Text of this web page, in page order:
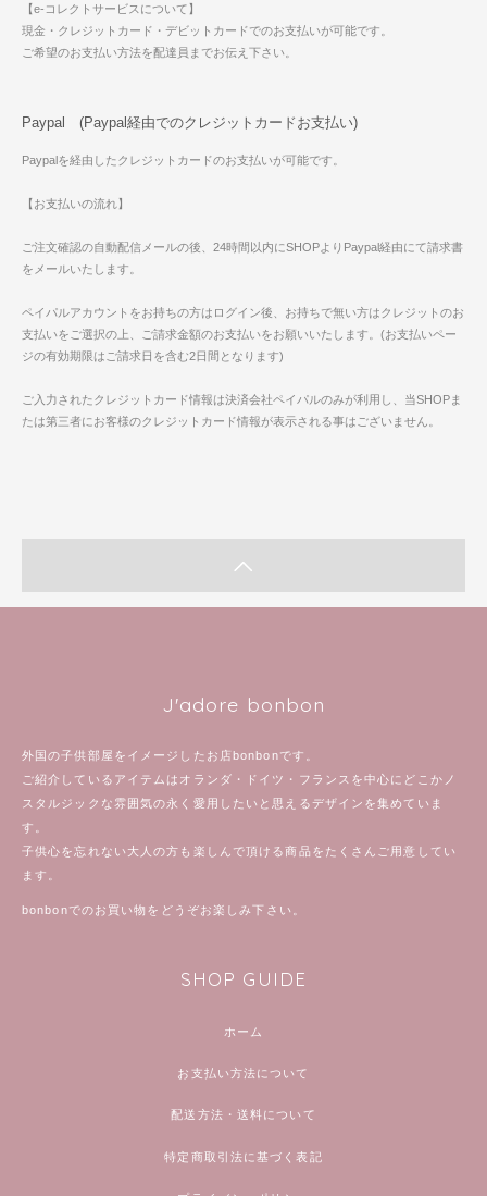
【e-コレクトサービスについて】
現金・クレジットカード・デビットカードでのお支払いが可能です。
ご希望のお支払い方法を配達員までお伝え下さい。
Paypal (Paypal経由でのクレジットカードお支払い)
Paypalを経由したクレジットカードのお支払いが可能です。
【お支払いの流れ】
ご注文確認の自動配信メールの後、24時間以内にSHOPよりPaypal経由にて請求書
をメールいたします。
ペイパルアカウントをお持ちの方はログイン後、お持ちで無い方はクレジットのお
支払いをご選択の上、ご請求金額のお支払いをお願いいたします。(お支払いペー
ジの有効期限はご請求日を含む2日間となります)
ご入力されたクレジットカード情報は決済会社ペイパルのみが利用し、当SHOPま
たは第三者にお客様のクレジットカード情報が表示される事はございません。
J'adore bonbon
外国の子供部屋をイメージしたお店bonbonです。
ご紹介しているアイテムはオランダ・ドイツ・フランスを中心にどこかノ
スタルジックな雰囲気の永く愛用したいと思えるデザインを集めていま
す。
子供心を忘れない大人の方も楽しんで頂ける商品をたくさんご用意してい
ます。
bonbonでのお買い物をどうぞお楽しみ下さい。
SHOP GUIDE
ホーム
お支払い方法について
配送方法・送料について
特定商取引法に基づく表記